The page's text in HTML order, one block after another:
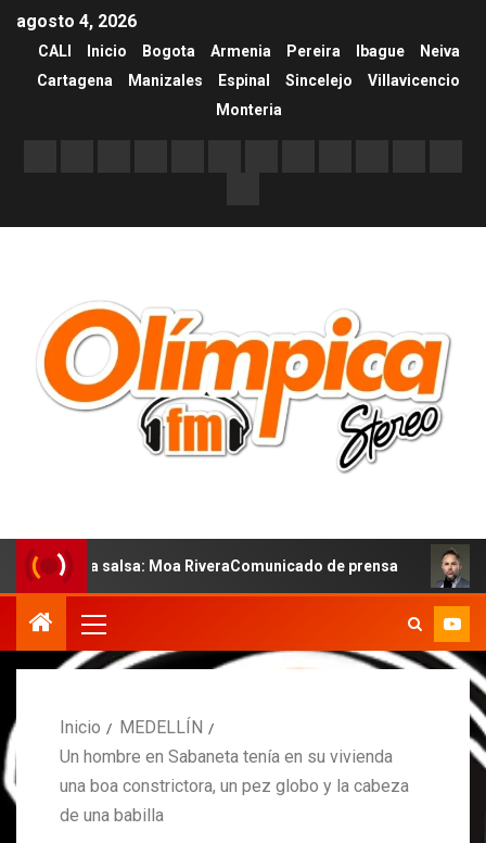
agosto 4, 2026
CALI Inicio Bogota Armenia Pereira Ibague
Neiva
Cartagena
Manizales Espinal Sincelejo
Villavicencio
Monteria
salsa: Moa RiveraComunicado de prensa MARCOS
Inicio
MEDELLÍN
Un hombre en Sabaneta tenía en su vivienda
una boa constrictora, un pez globo y la cabeza
de una babilla